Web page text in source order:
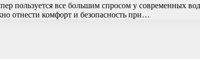
пользуется все большим спросом у современных
отнести комфорт и безопасность при…